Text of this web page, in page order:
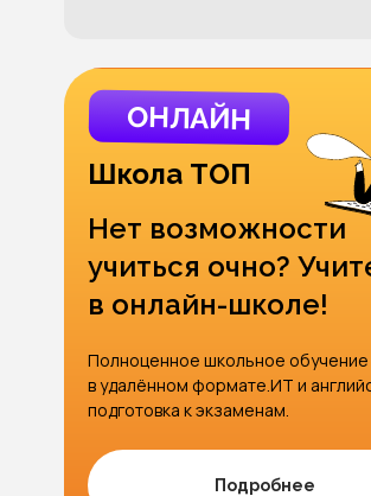
Школа ТОП
ОНЛАЙН
Нет возможности
учиться очно?
в онлайн-школе!
Полноценное школьное обучение
в удалённом формате.ИТ и
подготовка к экзаменам.
Подробнее